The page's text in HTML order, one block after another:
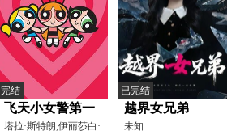
完结
飞天小女警第一
季
塔拉·斯特朗,伊丽莎白·
已完结
越界女兄弟
未知